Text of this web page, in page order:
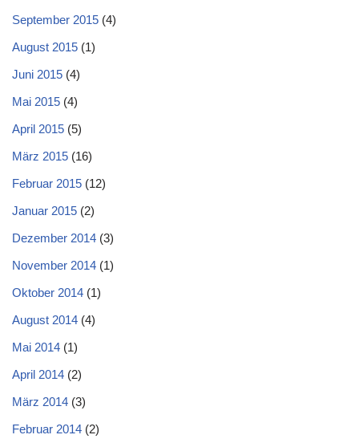
September 2015 (4)
August 2015 (1)
Juni 2015 (4)
Mai 2015 (4)
April 2015 (5)
März 2015 (16)
Februar 2015 (12)
Januar 2015 (2)
Dezember 2014 (3)
November 2014 (1)
Oktober 2014 (1)
August 2014 (4)
Mai 2014 (1)
April 2014 (2)
März 2014 (3)
Februar 2014 (2)